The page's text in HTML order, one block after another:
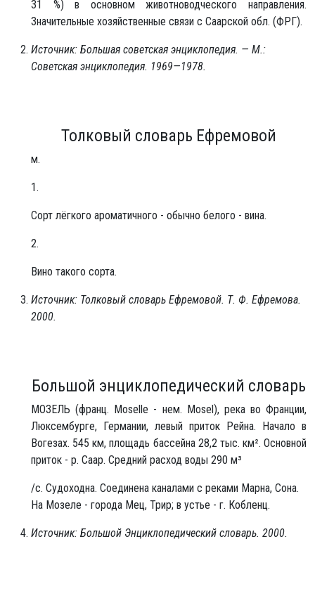
31 %) в основном животноводческого направления.
Значительные хозяйственные связи с Саарской обл. (ФРГ).
Источник: Большая советская энциклопедия. — М.:
Советская энциклопедия. 1969—1978.
Толковый словарь Ефремовой
м.
1.
Сорт лёгкого ароматичного - обычно белого - вина.
2.
Вино такого сорта.
Источник: Толковый словарь Ефремовой. Т. Ф. Ефремова.
2000.
Большой энциклопедический словарь
МОЗЕЛЬ (франц. Moselle - нем. Mosel), река во Франции,
Люксембурге, Германии, левый приток Рейна. Начало в
Вогезах. 545 км, площадь бассейна 28,2 тыс. км². Основной
приток - р. Саар. Средний расход воды 290 м³
/с. Судоходна. Соединена каналами с реками Марна, Сона.
На Мозеле - города Мец, Трир; в устье - г. Кобленц.
Источник: Большой Энциклопедический словарь. 2000.